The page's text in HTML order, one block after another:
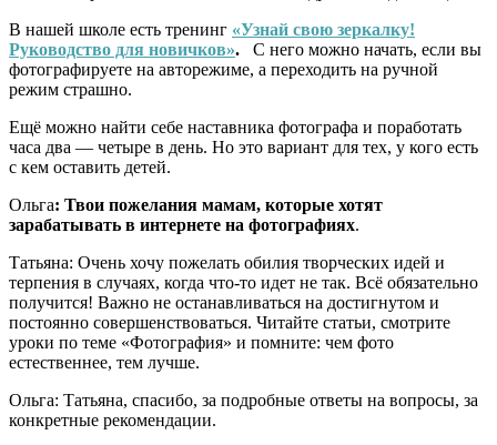
В нашей школе есть тренинг «Узнай свою зеркалку!
Руководство для новичков». С него можно начать, если вы
фотографируете на авторежиме, а переходить на ручной
режим страшно.
Ещё можно найти себе наставника фотографа и поработать
часа два — четыре в день. Но это вариант для тех, у кого есть
с кем оставить детей.
Ольга: Твои пожелания мамам, которые хотят
зарабатывать в интернете на фотографиях.
Татьяна: Очень хочу пожелать обилия творческих идей и
терпения в случаях, когда что-то идет не так. Всё обязательно
получится! Важно не останавливаться на достигнутом и
постоянно совершенствоваться. Читайте статьи, смотрите
уроки по теме «Фотография» и помните: чем фото
естественнее, тем лучше.
Ольга: Татьяна, спасибо, за подробные ответы на вопросы, за
конкретные рекомендации.